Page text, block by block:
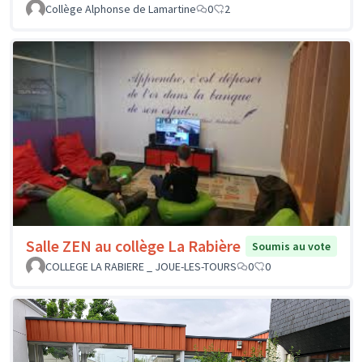
Collège Alphonse de Lamartine 0 2
Salle ZEN au collège La Rabière
Soumis au vote
COLLEGE LA RABIERE _ JOUE-LES-TOURS
0 0